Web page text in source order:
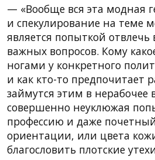
— «Вообще вся эта модная
и спекулирование на теме
является попыткой
важных вопросов. Кому
ногами у конкретного
и как кто-то предпочитает
займутся этим в нерабочее
совершенно неуклюжая
профессию и даже почетный
ориентации, или цвета
благословить плотские